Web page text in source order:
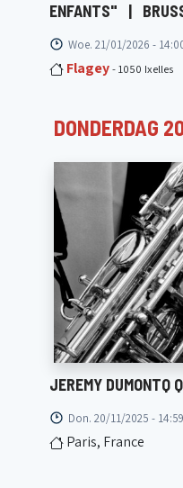
ENFANTS"
|
Woe. 21/01/2026 -
Flagey- 1050 Ixelles
DONDERDAG
JEREMY DUMONTQ
Don. 20/11/2025 - 14:59
Paris, France